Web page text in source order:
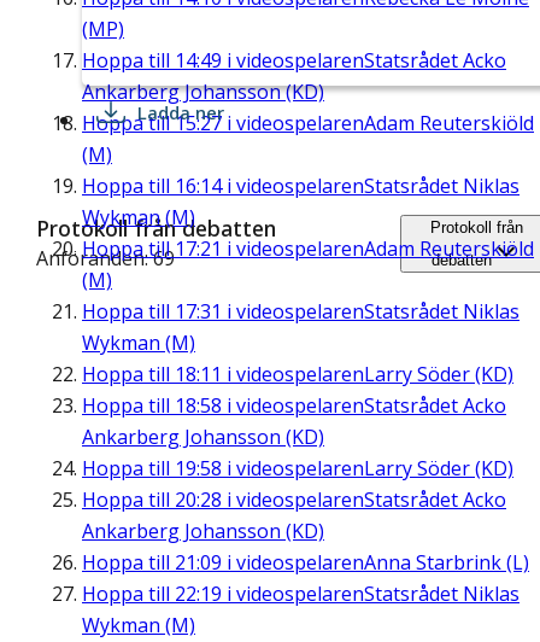
(MP)
Hoppa till 14:49 i videospelarenStatsrådet Acko
Ankarberg Johansson (KD)
Hoppa till15:27 i videospelarenAdam Reuterskiöld
(M)
Hoppa till 16:14i videospelarenStatsrådet Niklas
Wykman (M)
Hoppa till17:21 i videospelarenAdam Reuterskiöld
(M)
Hoppa till 17:31 i videospelarenStatsrådet Niklas
Wykman (M)
Hoppa till 18:11 i videospelarenLarry Söder (KD)
Hoppa till 18:58 i videospelarenStatsrådet Acko
Ankarberg Johansson (KD)
Hoppa till 19:58 i videospelarenLarry Söder (KD)
Hoppa till 20:28 i videospelarenStatsrådet Acko
Ankarberg Johansson (KD)
Hoppa till 21:09 i videospelarenAnna Starbrink (L)
Hoppa till 22:19 i videospelarenStatsrådet Niklas
Wykman (M)
Ladda ner
Protokoll från debatten
Anföranden: 69
Protokoll från
debatten